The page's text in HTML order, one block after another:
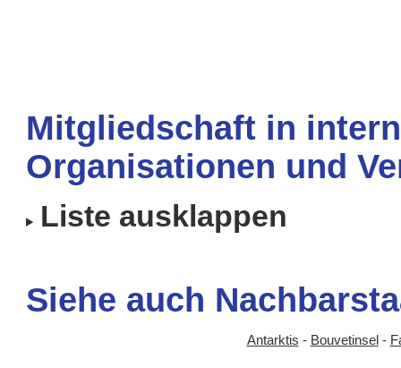
Mitgliedschaft in
Organisationen und
Liste ausklappen
Siehe auch
Antarktis - Bouvetinsel -